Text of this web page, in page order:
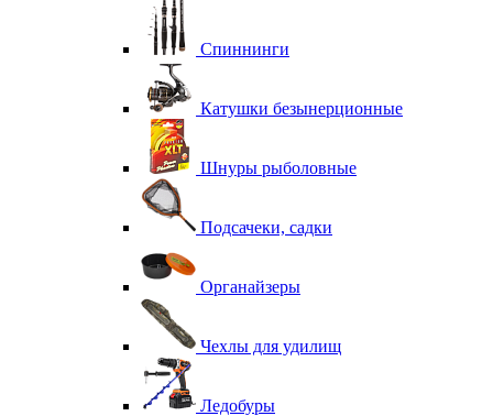
Спиннинги
Катушки безынерционные
Шнуры рыболовные
Подсачеки, садки
Органайзеры
Чехлы для удилищ
Ледобуры